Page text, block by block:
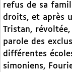
refus de sa
droits, et après
Tristan,
parole des
différentes
simoniens,